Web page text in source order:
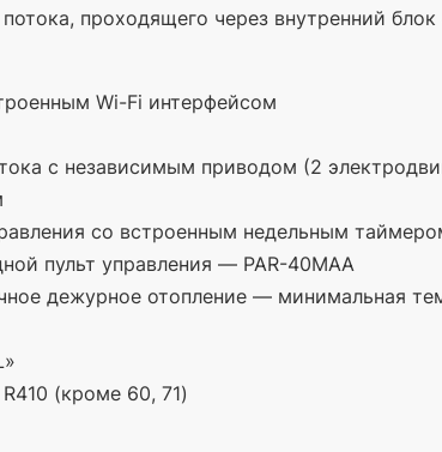
проходящего через внутренний блок
Wi-Fi интерфейсом
с независимым приводом (2
со встроенным недельным
пульт управления — PAR-40MAA
дежурное отопление — минимальная
(кроме 60, 71)